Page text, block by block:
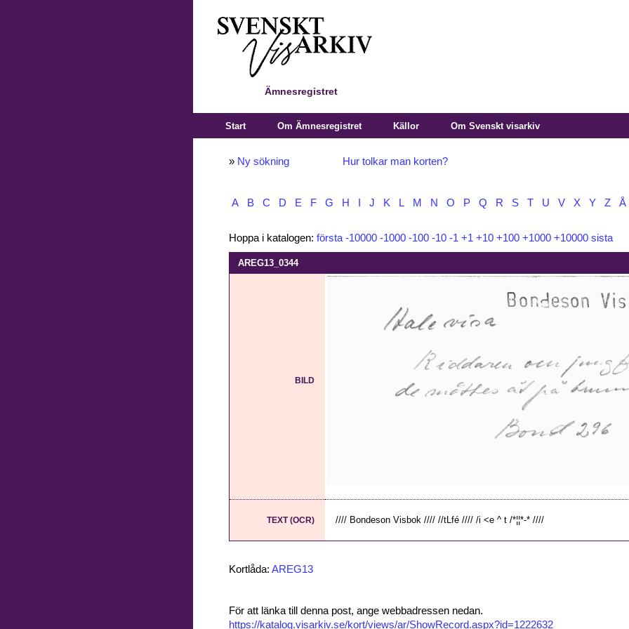
Ämnesregistret
Start Om Ämnesregistret Källor Om Svenskt visarkiv
» Ny sökning Hur tolkar man korten?
A B C D E F G H J K L M N O P Q R S T U V X Y Z Å
Hoppa i katalogen: första -10000 -1000 -100 -10 -1 +1 +10 +100 +1000 +10000 sista
AREG13_0344
BILD
TEXT (OCR) //// Bondeson Visbok //// //tLfé //// /i <e ^ t /*¦¦*-* ////
Kortlåda: AREG13
För att länka till denna post, ange webbadressen nedan.
https://katalog.visarkiv.se/kort/views/ar/ShowRecord.aspx?id=1222632